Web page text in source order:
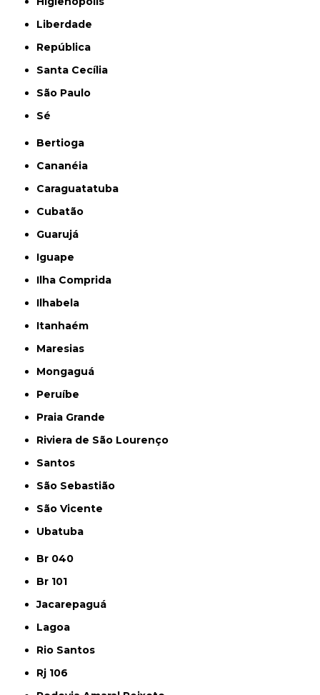
Liberdade
República
Santa Cecília
São Paulo
Sé
Bertioga
Cananéia
Caraguatatuba
Cubatão
Guarujá
Iguape
Ilha Comprida
Ilhabela
Itanhaém
Maresias
Mongaguá
Peruíbe
Praia Grande
Riviera de São Lourenço
Santos
São Sebastião
São Vicente
Ubatuba
Br 040
Br 101
Jacarepaguá
Lagoa
Rio Santos
Rj 106